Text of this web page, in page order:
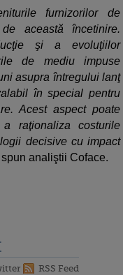
furnizorilor de
această încetinire.
şi a evoluţiilor
de mediu impuse
asupra întregului lanţ
în special pentru
Acest aspect poate
raţionaliza costurile
decisive cu impact
analiştii Coface.
RSS Feed